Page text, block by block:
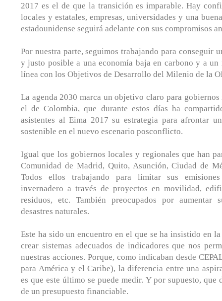
2017 es el de que la transición es imparable. Hay
locales y estatales, empresas, universidades y una
estadounidense seguirá adelante con sus compromisos
Por nuestra parte, seguimos trabajando para conseguir
y justo posible a una economía baja en carbono y a un
línea con los Objetivos de Desarrollo del Milenio de la
La agenda 2030 marca un objetivo claro para
el de Colombia, que durante estos días ha
asistentes al Eima 2017 su estrategia para afrontar
sostenible en el nuevo escenario posconflicto.
Igual que los gobiernos locales y regionales que han
Comunidad de Madrid, Quito, Asunción, Ciudad de
Todos ellos trabajando para limitar sus
invernadero a través de proyectos en movilidad,
residuos, etc. También preocupados por aumentar
desastres naturales.
Este ha sido un encuentro en el que se ha insistido en
crear sistemas adecuados de indicadores que nos
nuestras acciones. Porque, como indicaban desde
para América y el Caribe), la diferencia entre una
es que este último se puede medir. Y por supuesto, que
de un presupuesto financiable.